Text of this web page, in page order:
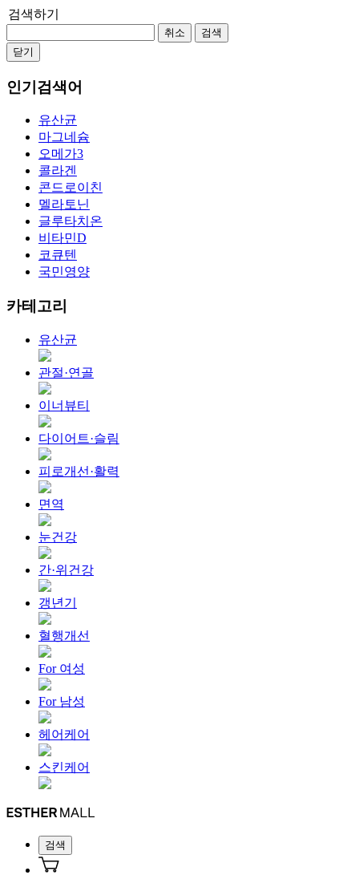
검색하기
취소
검색
닫기
인기검색어
유산균
마그네슘
오메가3
콜라겐
콘드로이친
멜라토닌
글루타치온
비타민D
코큐텐
국민영양
카테고리
유산균
관절·연골
이너뷰티
다이어트·슬림
피로개선·활력
면역
눈건강
간·위건강
갱년기
혈행개선
For 여성
For 남성
헤어케어
스킨케어
검색